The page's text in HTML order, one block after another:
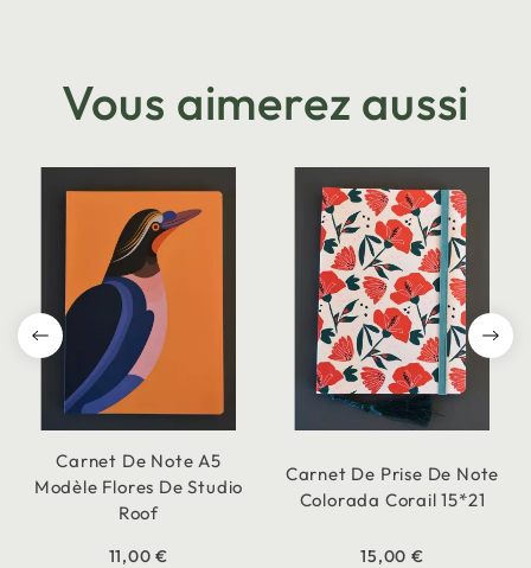
Vous aimerez aussi
Carnet De Note A5
Modèle Flores De Studio
Roof
11,00 €
Carnet De Prise De Note
Colorada Corail 15*21
15,00 €